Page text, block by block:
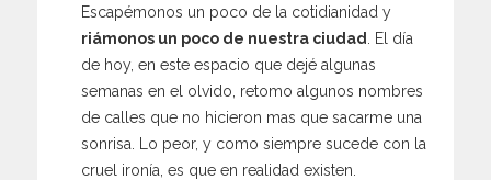
Escapémonos un poco de la cotidianidad y
riámonos un poco de nuestra ciudad
. El día
de hoy, en este espacio que dejé algunas
semanas en el olvido, retomo algunos nombres
de calles que no hicieron mas que sacarme una
sonrisa. Lo peor, y como siempre sucede con la
cruel ironía, es que en realidad existen.